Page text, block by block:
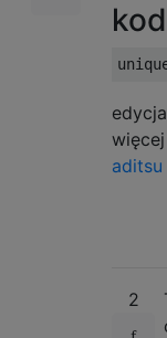
aditsu
2